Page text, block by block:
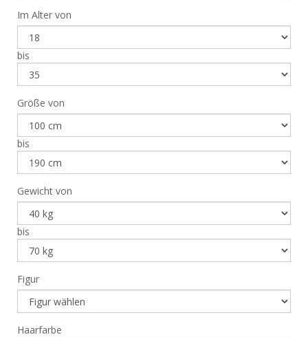
Im Alter von
bis
Größe von
bis
Gewicht von
bis
Figur
Haarfarbe